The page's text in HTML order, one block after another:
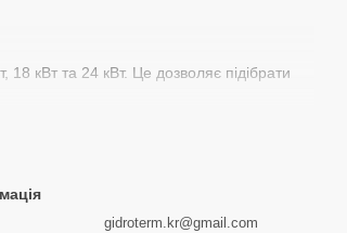
кВт та 24 кВт. Це дозволяє підібрати
не вимагають встановлення
gidroterm.kr@gmail.com